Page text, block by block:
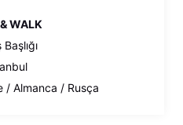
WALK
Başlığı
/ Almanca / Rusça